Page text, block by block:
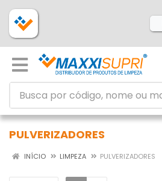
PULVERIZADORES
INÍCIO LIMPEZA PULVERIZADORES